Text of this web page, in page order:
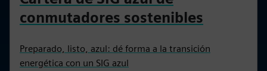
conmutadores sostenibles
Preparado, listo, azul: dé forma a la transición
energética con un SIG azul